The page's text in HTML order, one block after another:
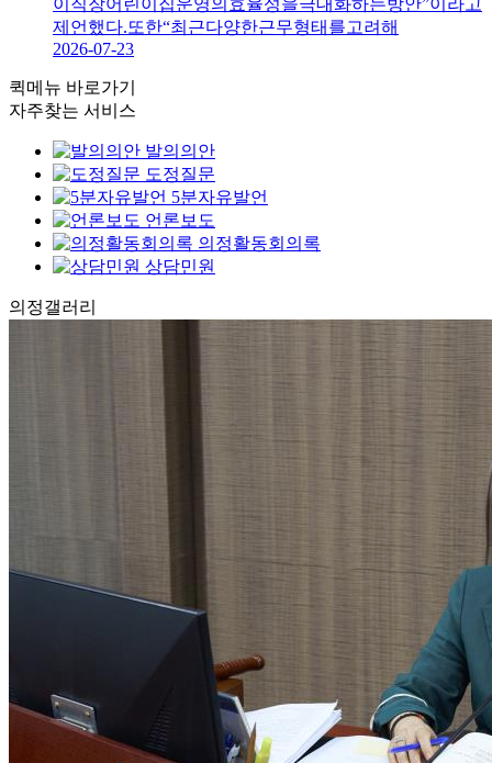
이직장어린이집운영의효율성을극대화하는방안”이라고
제언했다.또한“최근다양한근무형태를고려해
2026-07-23
퀵메뉴 바로가기
자주찾는 서비스
발의의안
도정질문
5분자유발언
언론보도
의정활동회의록
상담민원
의정갤러리